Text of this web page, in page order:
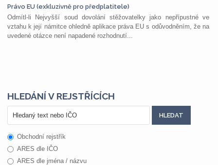
Právo EU (exkluzivně pro předplatitele)
Odmítl-li Nejvyšší soud dovolání stěžovatelky jako nepřípustné ve
vztahu k její námitce ohledně aplikace práva EU s odůvodněním, že na
uvedené otázce není napadené rozhodnutí...
HLEDÁNÍ V REJSTŘÍCÍCH
Obchodní rejstřík
ARES dle IČO
ARES dle jména / názvu